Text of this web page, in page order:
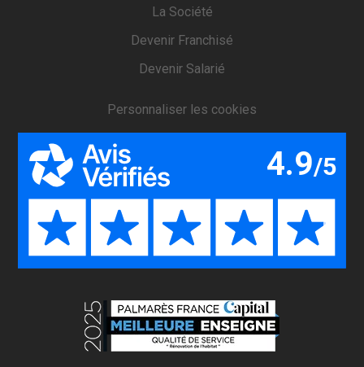
La Société
Devenir Franchisé
Devenir Salarié
Personnaliser les cookies